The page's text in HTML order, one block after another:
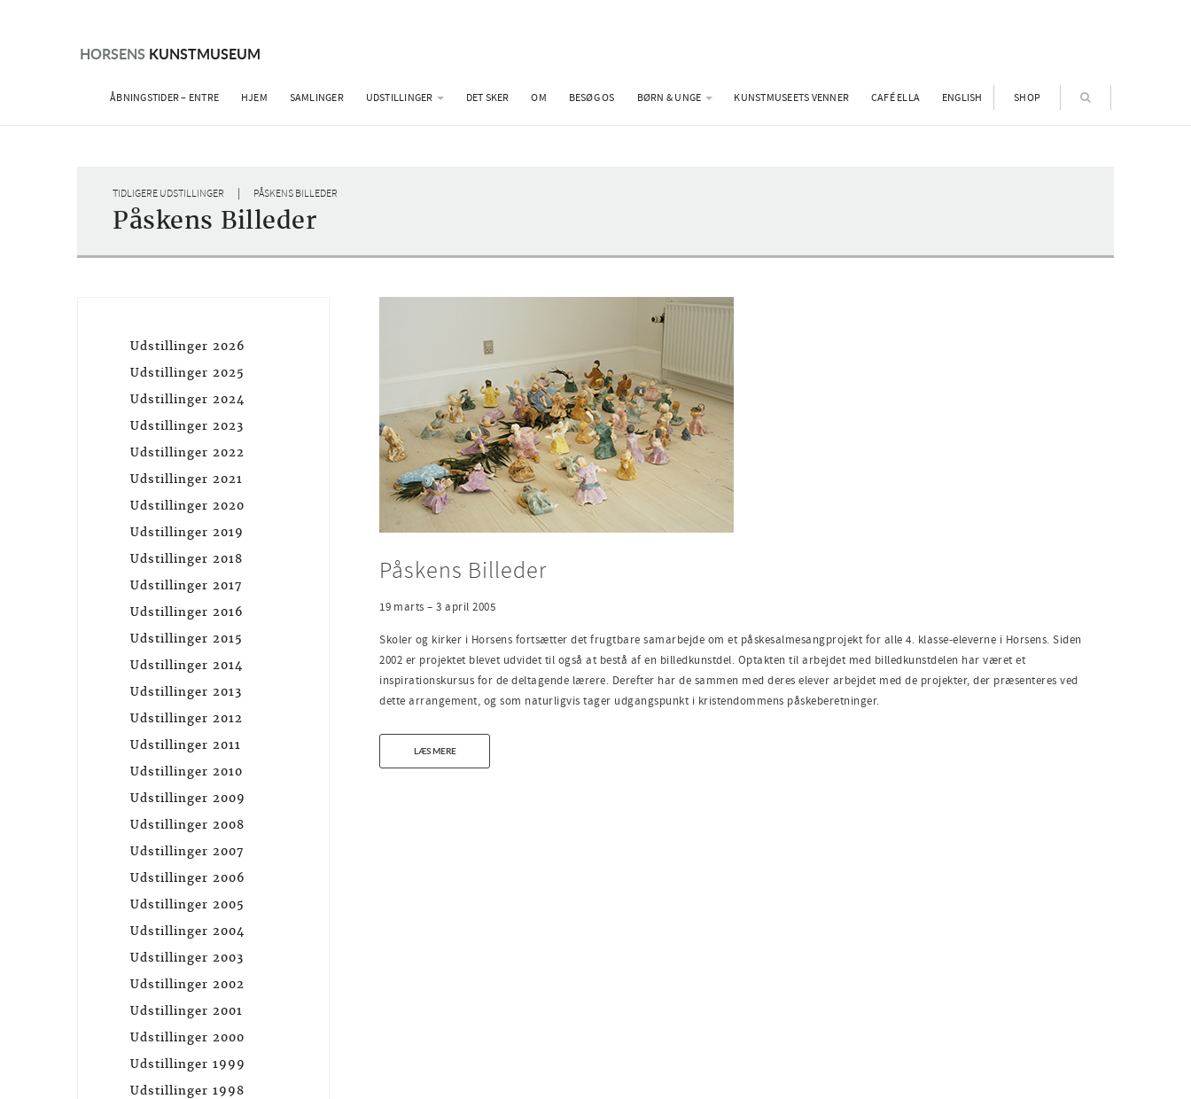
HORSENS KUNSTMUSEUM
ÅBNINGSTIDER – ENTRE HJEM SAMLINGER UDSTILLINGER DET SKER OM BESØG OS BØRN & UNGE KUNSTMUSEETS VENNER CAFÉ ELLA ENGLISH SHOP
TIDLIGERE UDSTILLINGER | PÅSKENS BILLEDER
Påskens Billeder
Påskens Billeder
19 marts – 3 april 2005
Skoler og kirker i Horsens fortsætter det frugtbare samarbejde om et påskesalmesangprojekt for alle 4. klasse-eleverne i Horsens. Siden
2002 er projektet blevet udvidet til også at bestå af en billedkunstdel. Optakten til arbejdet med billedkunstdelen har været et
inspirationskursus for de deltagende lærere. Derefter har de sammen med deres elever arbejdet med de projekter, der præsenteres ved
dette arrangement, og som naturligvis tager udgangspunkt i kristendommens påskeberetninger.
LÆS MERE
Udstillinger 2026
Udstillinger 2025
Udstillinger 2024
Udstillinger 2023
Udstillinger 2022
Udstillinger 2021
Udstillinger 2020
Udstillinger 2019
Udstillinger 2018
Udstillinger 2017
Udstillinger 2016
Udstillinger 2015
Udstillinger 2014
Udstillinger 2013
Udstillinger 2012
Udstillinger 2011
Udstillinger 2010
Udstillinger 2009
Udstillinger 2008
Udstillinger 2007
Udstillinger 2006
Udstillinger 2005
Udstillinger 2004
Udstillinger 2003
Udstillinger 2002
Udstillinger 2001
Udstillinger 2000
Udstillinger 1999
Udstillinger 1998